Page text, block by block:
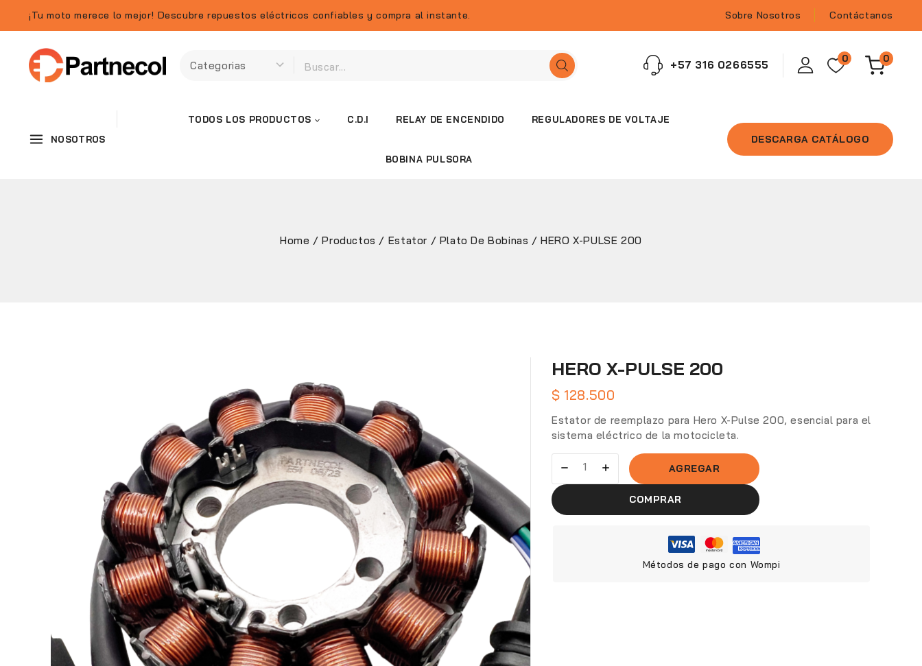
¡Tu moto merece lo mejor! Descubre repuestos eléctricos confiables y compra al instante. Sobre Nosotros Contáctanos
‪+57 316 0266555‬
0 0
NOSOTROS
TODOS LOS PRODUCTOS C.D.I RELAY DE ENCENDIDO REGULADORES DE VOLTAJE
BOBINA PULSORA
DESCARGA CATÁLOGO
Home / Productos / Estator / Plato De Bobinas / HERO X-PULSE 200
HERO X-PULSE 200
$ 128.500
Estator de reemplazo para Hero X-Pulse 200, esencial para el
sistema eléctrico de la motocicleta.
AGREGAR
COMPRAR
Métodos de pago con Wompi